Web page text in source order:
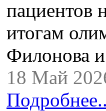
пациентов
итогам
Филонова
18 Май